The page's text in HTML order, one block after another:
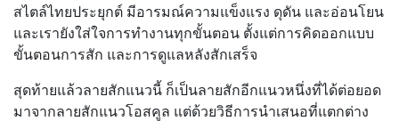
สไตล์ไทยประยุกต์ มีอารมณ์ความแข็งแรง ดุดัน และอ่อนโยน
และเรายังใส่ใจการทำงานทุกขั้นตอน ตั้งแต่การคิดออกแบบ
ขั้นตอนการสัก และการดูแลหลังสักเสร็จ
สุดท้ายแล้วลายสักแนวนี้ ก็เป็นลายสักอีกแนวหนึ่งที่ได้ต่อยอด
มาจากลายสักแนวโอสคูล แต่ด้วยวิธีการนำเสนอที่แตกต่าง